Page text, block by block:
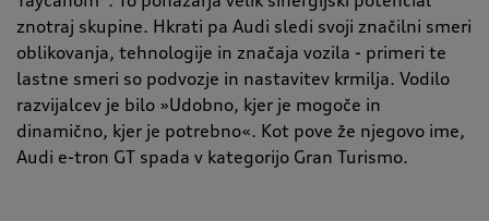
znotraj skupine. Hkrati pa Audi sledi svoji značilni smeri
oblikovanja, tehnologije in značaja vozila - primeri te
lastne smeri so podvozje in nastavitev krmilja. Vodilo
razvijalcev je bilo »Udobno, kjer je mogoče in
dinamično, kjer je potrebno«. Kot pove že njegovo ime,
Audi e-tron GT spada v kategorijo Gran Turismo.